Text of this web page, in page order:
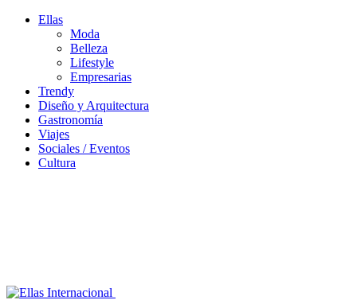
Ellas
Moda
Belleza
Lifestyle
Empresarias
Trendy
Diseño y Arquitectura
Gastronomía
Viajes
Sociales / Eventos
Cultura